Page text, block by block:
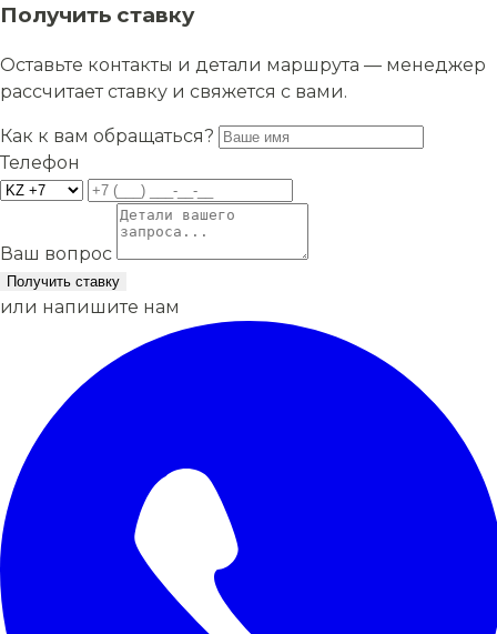
Получить ставку
Оставьте контакты и детали маршрута — менеджер
рассчитает ставку и свяжется с вами.
Как к вам обращаться?
Телефон
Ваш вопрос
Получить ставку
или напишите нам